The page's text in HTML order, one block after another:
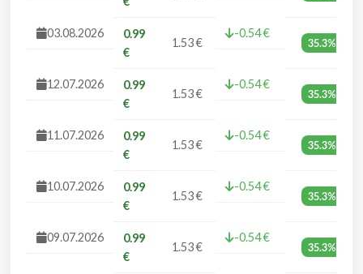
03.08.2026
0.99
€
1.53 €
-0.54 €
35.3%
12.07.2026
0.99
€
1.53 €
-0.54 €
35.3%
11.07.2026
0.99
€
1.53 €
-0.54 €
35.3%
10.07.2026
0.99
€
1.53 €
-0.54 €
35.3%
09.07.2026
0.99
€
1.53 €
-0.54 €
35.3%